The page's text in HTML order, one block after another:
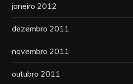
janeiro 2012
dezembro 2011
novembro 2011
outubro 2011